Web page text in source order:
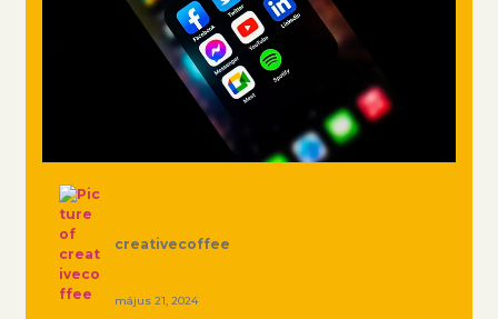
creativecoffee
május 21, 2024